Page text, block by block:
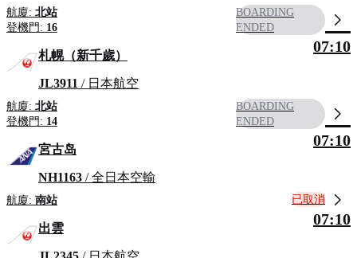
航廈: 北站
登機門: 16
BOARDING
ENDED
札幌（新千歲）
JL3911 / 日本航空
航廈: 北站
登機門: 14
07:10
BOARDING
ENDED
宮古岛
NH1163 / 全日本空輸
航廈: 南站
07:10
已取消
出雲
07:10